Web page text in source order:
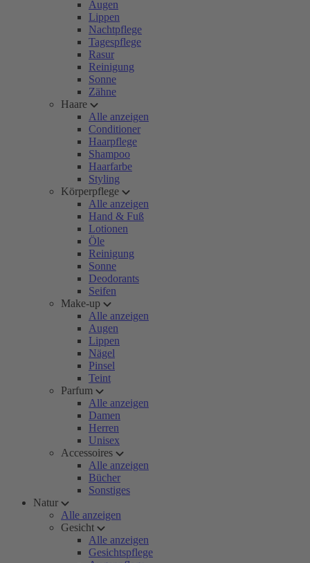
Augen
Lippen
Nachtpflege
Tagespflege
Rasur
Reinigung
Sonne
Zähne
Haare
Alle anzeigen
Conditioner
Haarpflege
Shampoo
Haarfarbe
Styling
Körperpflege
Alle anzeigen
Hand & Fuß
Lotionen
Öle
Reinigung
Sonne
Deodorants
Seifen
Make-up
Alle anzeigen
Augen
Lippen
Nägel
Pinsel
Teint
Parfum
Alle anzeigen
Damen
Herren
Unisex
Accessoires
Alle anzeigen
Bücher
Sonstiges
Natur
Alle anzeigen
Gesicht
Alle anzeigen
Gesichtspflege